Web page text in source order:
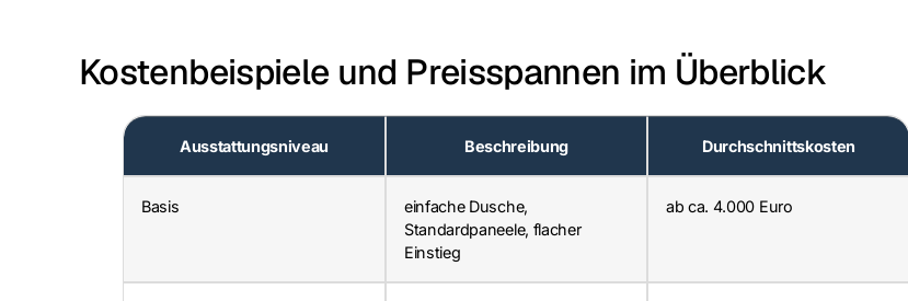
Kostenbeispiele und Preisspannen im Überblick
Ausstattungsniveau Beschreibung Durchschnittskosten
Basis
einfache Dusche,
Standardpaneele, flacher
Einstieg
ab ca. 4.000 Euro